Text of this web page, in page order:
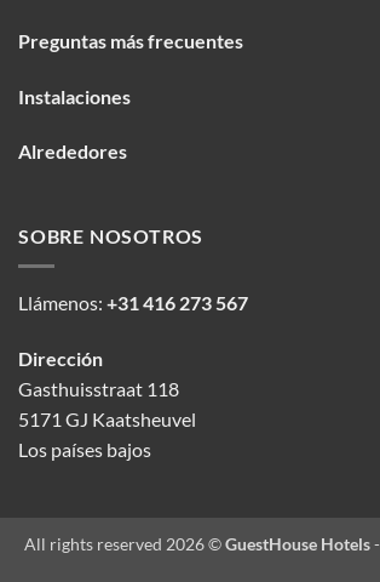
Preguntas más frecuentes
Instalaciones
Alrededores
SOBRE NOSOTROS
Llámenos: +31 416 273 567
Dirección
Gasthuisstraat 118
5171 GJ Kaatsheuvel
Los países bajos
All rights reserved 2026 ©GuestHouse Hotels-